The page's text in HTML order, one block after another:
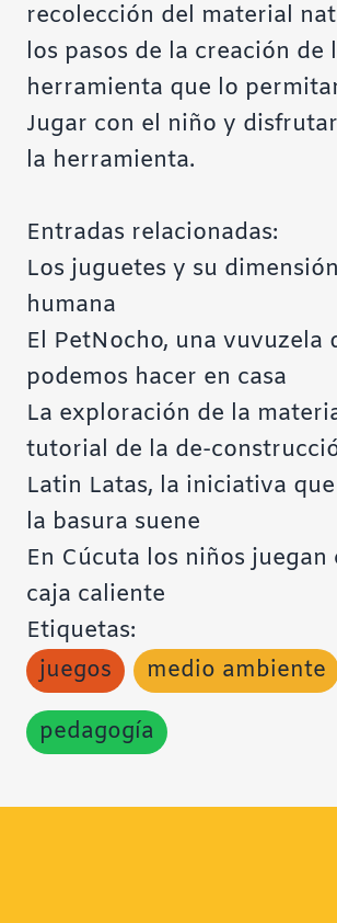
recolección del material
los pasos de la creación de
herramienta que lo
Jugar con el niño y
la herramienta.
Entradas relacionadas:
Los juguetes y su
humana
El PetNocho, una vuvuzela
podemos hacer en casa
La exploración de la
tutorial de la de-
Latin Latas, la iniciativa
la basura suene
En Cúcuta los niños juegan
caja caliente
Etiquetas:
juegos
medio ambiente
pedagogía